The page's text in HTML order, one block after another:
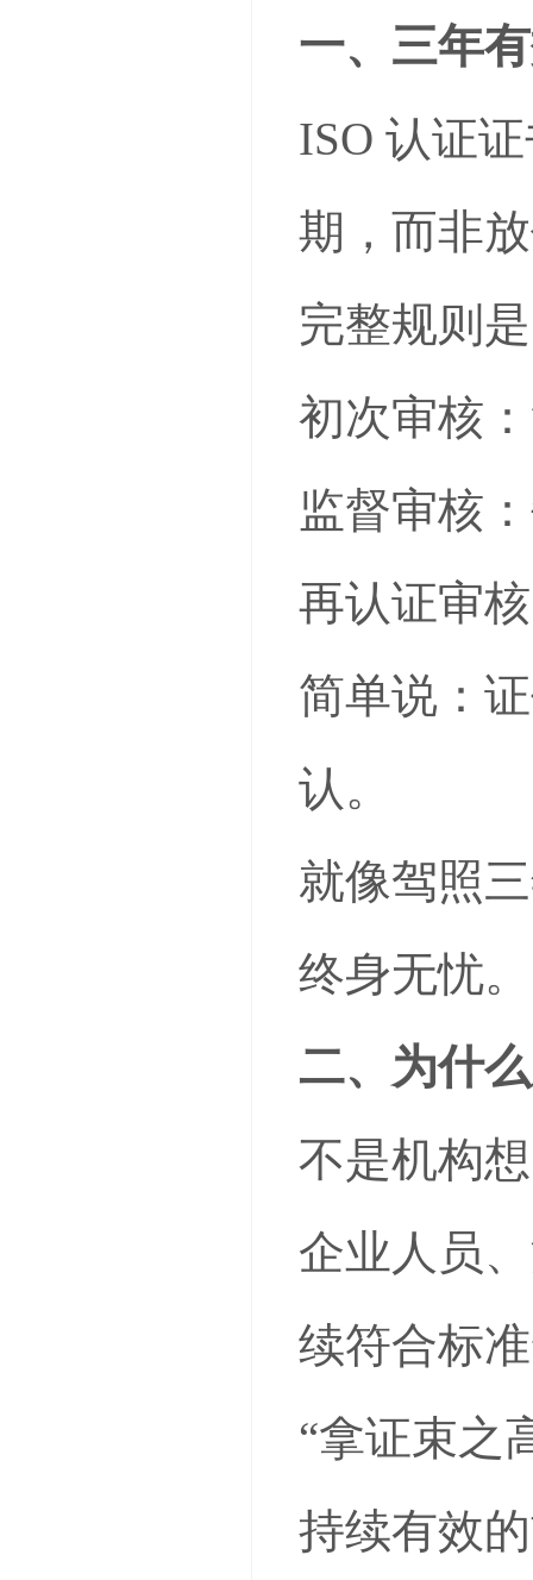
一、三年
ISO 认证
期，而非
完整规则
初次审核
监督审核
再认证审
简单说：
认。
就像驾照
终身无忧。
二、为什
不是机构
企业人员
续符合标
“拿证束之
持续有效